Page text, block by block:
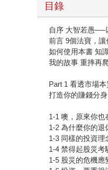
目錄
自序 大智若愚──
前言 9個法寶，
如何使用本書 知
我的故事 重摔再
Part 1 看透市場
打造你的賺錢分身
1-1 噢，原來你也
1-2 為什麼你的退
1-3 同樣的投資理
1-4 禁得起股災考
1-5 股災的危機應